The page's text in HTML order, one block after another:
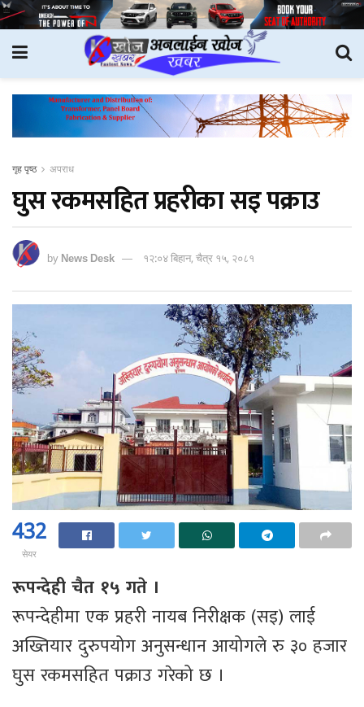
गृह पृष्ठ अपराध
घुस रकमसहित प्रहरीका सइ पक्राउ
byNews Desk १२:०४ बिहान, चैत्र १५, २०८१
432
सेयर
रूपन्देही चैत १५ गते ।
रूपन्देहीमा एक प्रहरी नायब निरीक्षक (सइ) लाई
अख्तियार दुरुपयोग अनुसन्धान आयोगले रु ३० हजार
घुस रकमसहित पक्राउ गरेको छ ।